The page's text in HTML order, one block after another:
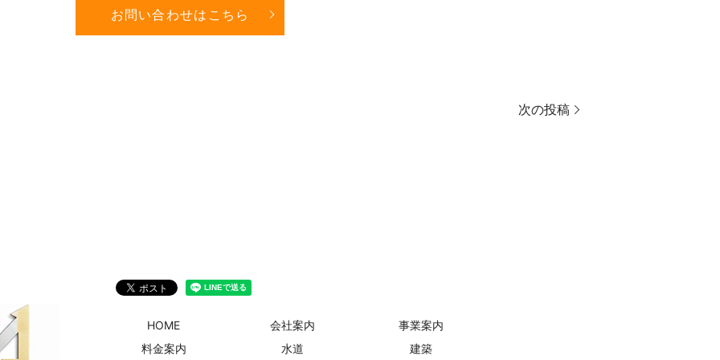
お問い合わせはこちら
次の投稿
HOME 会社案内
事業案内
料金案内
水道 建築